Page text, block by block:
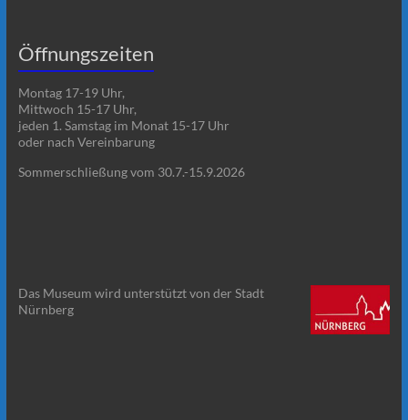
Öffnungszeiten
Montag 17-19 Uhr,
Mittwoch 15-17 Uhr,
jeden 1. Samstag im Monat 15-17 Uhr
oder nach Vereinbarung
Sommerschließung vom 30.7.-15.9.2026
Das Museum wird unterstützt von der Stadt
Nürnberg